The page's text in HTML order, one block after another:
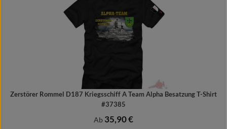
Zerstörer Rommel D187 Kriegsschiff A Team Alpha Besatzung T-Shirt
#37385
Regulärer Preis:
Ab 35,90 €